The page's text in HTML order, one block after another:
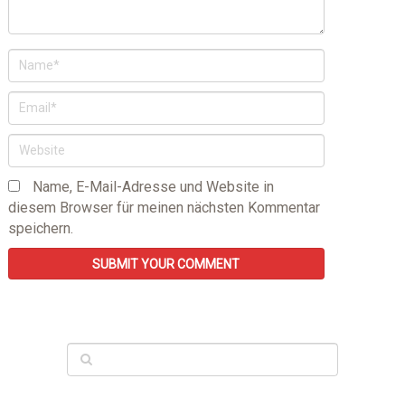
Name, E-Mail-Adresse und Website in
diesem Browser für meinen nächsten Kommentar
speichern.